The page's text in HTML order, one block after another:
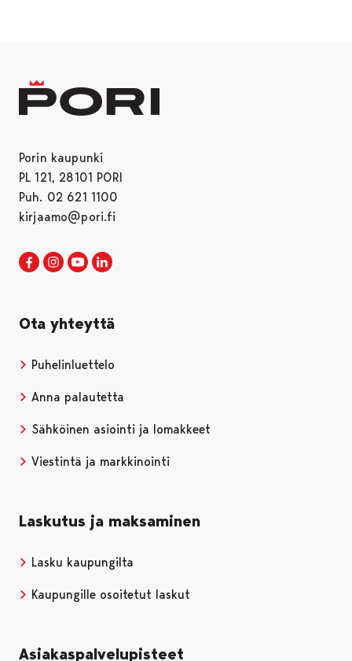
Porin kaupunki
PL 121, 28101 PORI
Puh. 02 621 1100
kirjaamo@pori.fi
Porin kaupunki Facebookissa
Avautuu uudessa välilehdessä
Porin kaupunki Instagramissa
Avautuu uudessa välilehdessä
Porin kaupunki Youtubessa
Avautuu uudessa välilehdessä
Ota yhteyttä
Puhelinluettelo
Anna palautetta
Sähköinen asiointi ja lomakkeet
Viestintä ja markkinointi
Laskutus ja maksaminen
Lasku kaupungilta
Kaupungille osoitetut laskut
Asiakaspalvelupisteet